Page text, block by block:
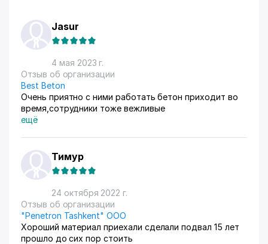
Jasur
4 мая 2023 г.
Отзыв об организации
Best Beton
Очень приятно с ними работать бетон приходит во
время,сотрудники тоже вежливые
ещё
Тимур
24 октября 2022 г.
Отзыв об организации
"Penetron Tashkent" ООО
Хороший материал приехали сделали подвал 15 лет
прошло до сих пор стоить